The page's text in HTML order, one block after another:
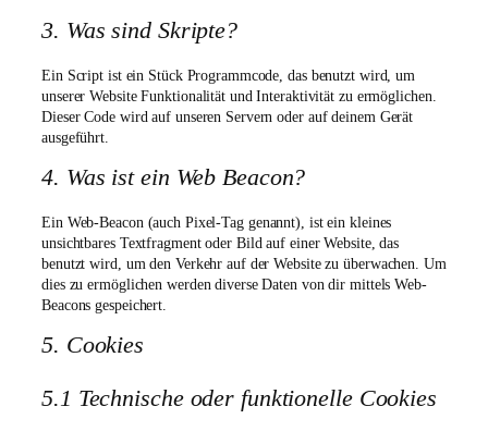
3. Was sind Skripte?
Ein Script ist ein Stück Programmcode, das benutzt wird, um
unserer Website Funktionalität und Interaktivität zu ermöglichen.
Dieser Code wird auf unseren Servern oder auf deinem Gerät
ausgeführt.
4. Was ist ein Web Beacon?
Ein Web-Beacon (auch Pixel-Tag genannt), ist ein kleines
unsichtbares Textfragment oder Bild auf einer Website, das
benutzt wird, um den Verkehr auf der Website zu überwachen. Um
dies zu ermöglichen werden diverse Daten von dir mittels Web-
Beacons gespeichert.
5. Cookies
5.1 Technische oder funktionelle Cookies